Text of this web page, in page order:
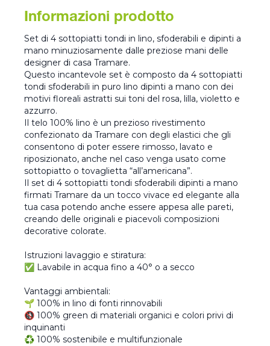
Informazioni prodotto
Set di 4 sottopiatti tondi in lino, sfoderabili e dipinti a
mano minuziosamente dalle preziose mani delle
designer di casa Tramare.
Questo incantevole set è composto da 4 sottopiatti
tondi sfoderabili in puro lino dipinti a mano con dei
motivi floreali astratti sui toni del rosa, lilla, violetto e
azzurro.
Il telo 100% lino è un prezioso rivestimento
confezionato da Tramare con degli elastici che gli
consentono di poter essere rimosso, lavato e
riposizionato, anche nel caso venga usato come
sottopiatto o tovaglietta “all’americana”.
Il set di 4 sottopiatti tondi sfoderabili dipinti a mano
firmati Tramare da un tocco vivace ed elegante alla
tua casa potendo anche essere appesa alle pareti,
creando delle originali e piacevoli composizioni
decorative colorate.
Istruzioni lavaggio e stiratura:
✅ Lavabile in acqua fino a 40° o a secco
Vantaggi ambientali:
🌱 100% in lino di fonti rinnovabili
🚯 100% green di materiali organici e colori privi di
inquinanti
♻️ 100% sostenibile e multifunzionale